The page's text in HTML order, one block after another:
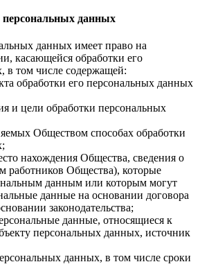
данных
данных имеет право на
касающейся обработки его
в том числе содержащей:
обработки его персональных данных
и цели обработки персональных
Обществом способах обработки
нахождения Общества, сведения о
работников Общества), которые
данным или которым могут
данные на основании договора
законодательства;
данные, относящиеся к
персональных данных, источник
данных, в том числе сроки